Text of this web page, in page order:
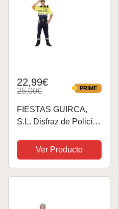
22,99€
25,00€ PRIME
PRIME
FIESTAS GUIRCA,
S.L. Disfraz de Policía
Ver Producto